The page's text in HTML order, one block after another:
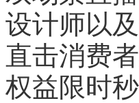
设计师以
直击消费
权益限时